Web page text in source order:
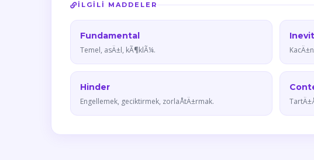
İLGILI MADDELER
Fundamental
Temel, asÄ±l, kÃ¶klÃ¼.
Hinder
Engellemek, geciktirmek, zorlaÅtÄ±rmak.